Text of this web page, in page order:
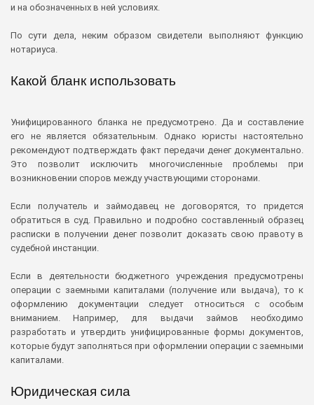
и на обозначенных в ней условиях.
По сути дела, неким образом свидетели выполняют функцию
нотариуса.
Какой бланк использовать
Унифицированного бланка не предусмотрено. Да и составление
его не является обязательным. Однако юристы настоятельно
рекомендуют подтверждать факт передачи денег документально.
Это позволит исключить многочисленные проблемы при
возникновении споров между участвующими сторонами.
Если получатель и займодавец не договорятся, то придется
обратиться в суд. Правильно и подробно составленный образец
расписки в получении денег позволит доказать свою правоту в
судебной инстанции.
Если в деятельности бюджетного учреждения предусмотрены
операции с заемными капиталами (получение или выдача), то к
оформлению документации следует относиться с особым
вниманием. Например, для выдачи займов необходимо
разработать и утвердить унифицированные формы документов,
которые будут заполняться при оформлении операции с заемными
капиталами.
Юридическая сила